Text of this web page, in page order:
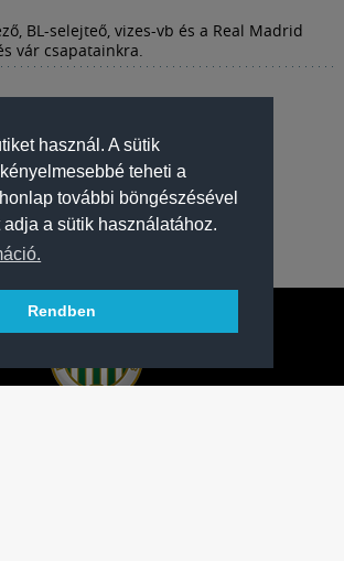
használ. A sütik
teheti a
további böngészésével
a sütik használatához.
Rendben
BL-selejteő, vizes-vb és a Real Madrid
vár csapatainkra.